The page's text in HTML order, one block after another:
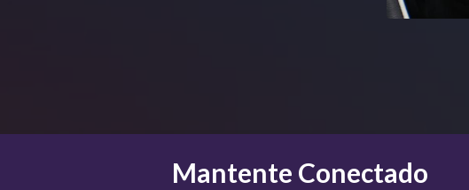
Mantente Conectado